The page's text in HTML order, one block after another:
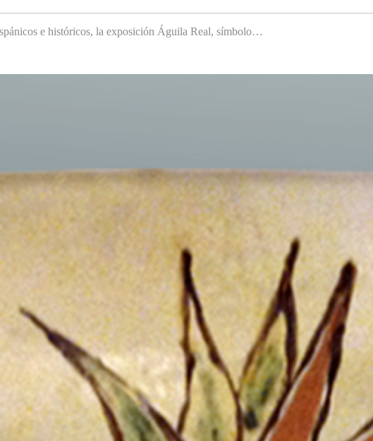
e históricos, la exposición Águila Real, símbolo…